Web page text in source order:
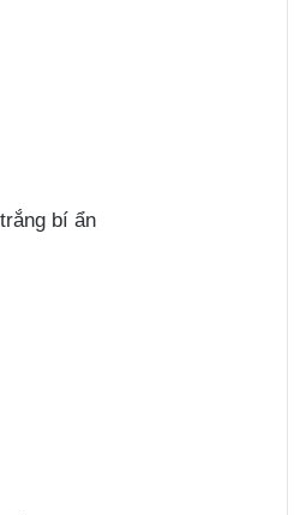
bí ẩn